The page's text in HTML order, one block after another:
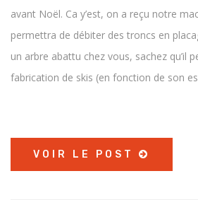
avant Noël. Ca y’est, on a reçu notre
permettra de débiter des troncs en
un arbre abattu chez vous, sachez qu’il
fabrication de skis (en fonction de son
VOIR LE POST